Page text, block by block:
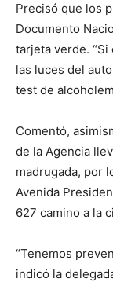
Precisó que los
Documento
tarjeta verde.
las luces del
test de
Comentó,
de la Agencia
madrugada, por
Avenida
627 camino a la
“Tenemos
indicó la